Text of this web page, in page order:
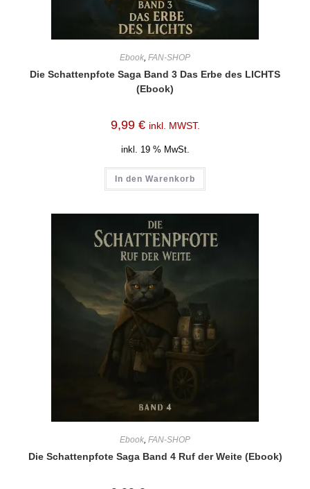
Ebook, FAN-SHOP
Die Schattenpfote Saga Band 3 Das Erbe des LICHTS
(Ebook)
9,99 € inkl. MWST.
inkl. 19 % MwSt.
In den Warenkorb
Ebook FAN-SHOP
Die Schattenpfote Saga Band 4 Ruf der Weite (Ebook)